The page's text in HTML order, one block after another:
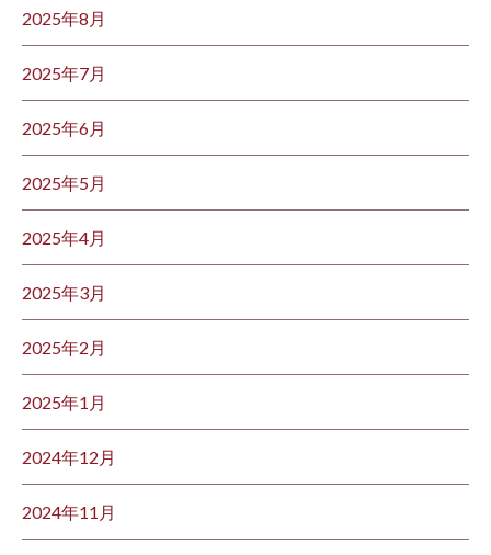
2025年8月
2025年7月
2025年6月
2025年5月
2025年4月
2025年3月
2025年2月
2025年1月
2024年12月
2024年11月